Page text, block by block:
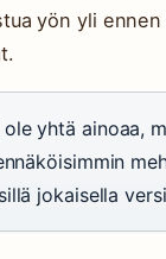
yön yli
ole yhtä ainoaa,
jokaisella